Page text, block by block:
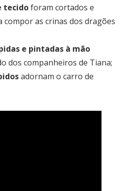
tecidoforam cortados e
compor as crinas dos dragões
e pintadas à mão
dos companheiros de Tiana;
adornam o carro de